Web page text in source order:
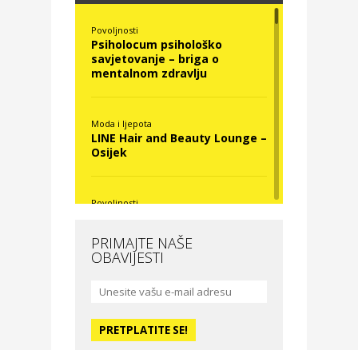
Povoljnosti
Psiholocum psihološko
savjetovanje – briga o
mentalnom zdravlju
Moda i ljepota
LINE Hair and Beauty Lounge –
Osijek
Povoljnosti
Moda i ljepota
studio – Osijek
PRIMAJTE NAŠE
OBAVIJESTI